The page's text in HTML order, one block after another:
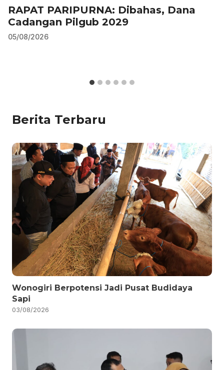
RAPAT PARIPURNA: Dibahas, Dana
Cadangan Pilgub 2029
05/08/2026
Berita Terbaru
Wonogiri Berpotensi Jadi Pusat Budidaya
Sapi
03/08/2026